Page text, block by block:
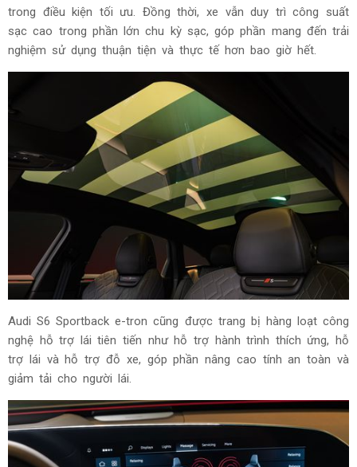
Hệ thống điện 800 volt cùng công nghệ quản lý nhiệt tiên
tiến cho phép xe sạc từ 10–80% chỉ trong khoảng 21 phút
trong điều kiện tối ưu. Đồng thời, xe vẫn duy trì công suất
sạc cao trong phần lớn chu kỳ sạc, góp phần mang đến trải
nghiệm sử dụng thuận tiện và thực tế hơn bao giờ hết.